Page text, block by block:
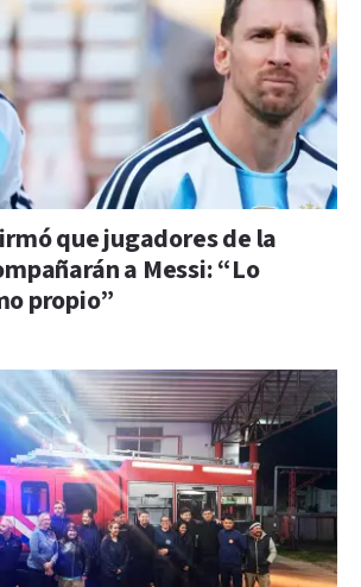
que jugadores de la
a Messi: “Lo
propio”